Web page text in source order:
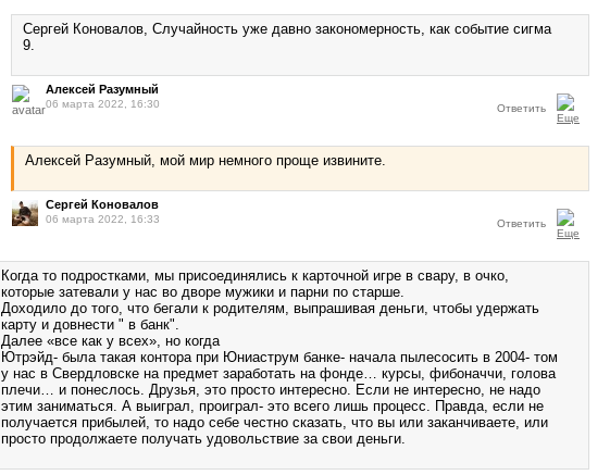
Сергей Коновалов, Случайность уже давно закономерность, как событие сигма
9.
Алексей Разумный
06 марта 2022, 16:30 Ответить
Алексей Разумный, мой мир немного проще извините.
Сергей Коновалов
06 марта 2022, 16:33 Ответить
Когда то подростками, мы присоединялись к карточной игре в свару, в очко,
которые затевали у нас во дворе мужики и парни по старше.
Доходило до того, что бегали к родителям, выпрашивая деньги, чтобы удержать
карту и довнести " в банк".
Далее «все как у всех», но когда
Ютрэйд- была такая контора при Юниаструм банке- начала пылесосить в 2004- том
у нас в Свердловске на предмет заработать на фонде… курсы, фибоначчи, голова
плечи… и понеслось. Друзья, это просто интересно. Если не интересно, не надо
этим заниматься. А выиграл, проиграл- это всего лишь процесс. Правда, если не
получается прибылей, то надо себе честно сказать, что вы или заканчиваете, или
просто продолжаете получать удовольствие за свои деньги.